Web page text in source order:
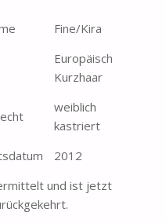
Fine/Kira
Europäisch
Kurzhaar
weiblich
kastriert
2012
und ist jetzt